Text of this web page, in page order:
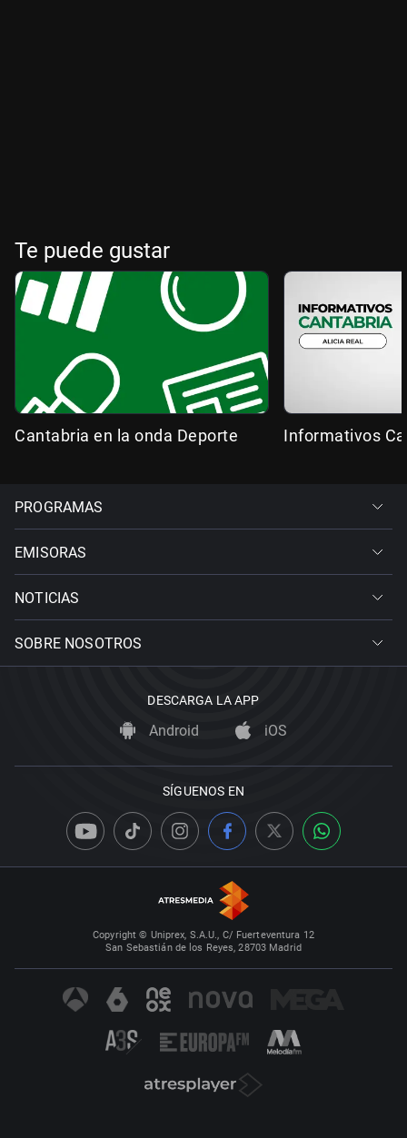
Te puede gustar
Cantabria en la onda Deporte Informativos
PROGRAMAS
EMISORAS
NOTICIAS
SOBRE NOSOTROS
DESCARGA LA APP
Android iOS
SÍGUENOS EN
Copyright © Uniprex, S.A.U., C/ Fuerteventura 12
San Sebastián de los Reyes, 28703 Madrid